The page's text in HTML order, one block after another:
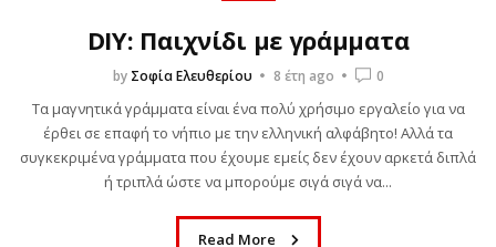
DIY: Παιχνίδι με γράμματα
by Σοφία Ελευθερίου 8 έτη ago 0
Τα μαγνητικά γράμματα είναι ένα πολύ χρήσιμο εργαλείο για να
έρθει σε επαφή το νήπιο με την ελληνική αλφάβητο! Αλλά τα
συγκεκριμένα γράμματα που έχουμε εμείς δεν έχουν αρκετά διπλά
ή τριπλά ώστε να μπορούμε σιγά σιγά να...
Read More